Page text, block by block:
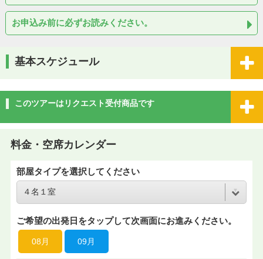
お申込み前に必ずお読みください。
基本スケジュール
このツアーはリクエスト受付商品です
料金・空席カレンダー
部屋タイプを選択してください
ご希望の出発日をタップして次画面にお進みください。
08月 09月